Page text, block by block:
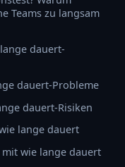
Teams zu langsam
dauert-
dauert-Probleme
dauert-Risiken
lange dauert
mit wie lange dauert